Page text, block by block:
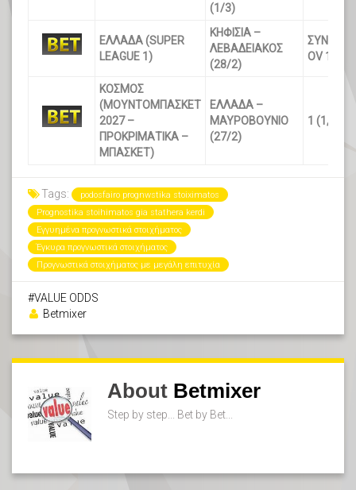
(1/3)
ΕΛΛΑΔΑ (SUPER
LEAGUE 1)
ΚΗΦΙΣΙΑ –
ΛΕΒΑΔΕΙΑΚΟΣ
(28/2)
ΣΥΝΟΛΟ
OV 1,5
ΚΟΣΜΟΣ
(ΜΟΥΝΤΟΜΠΑΣΚΕΤ
2027 –
ΠΡΟΚΡΙΜΑΤΙΚΑ –
ΜΠΑΣΚΕΤ)
ΕΛΛΑΔΑ –
ΜΑΥΡΟΒΟΥΝΙΟ
(27/2)
1 (1,25)
Tags:
podosfairo prognwstika stoiximatos
Prognostika stoihimatos gia stathera kerdi
Εγγυημένα προγνωστικά στοιχήματος
Έγκυρα προγνωστικά στοιχήματος
Προγνωστικά στοιχήματος με μεγάλη επιτυχία
VALUE ODDS
Betmixer
About Betmixer
Step by step... Bet by Bet...